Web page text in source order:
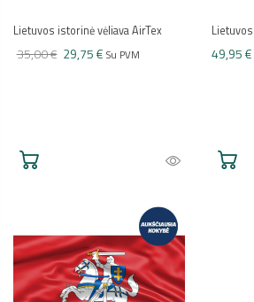
Lietuvos istorinė vėliava AirTex
35,00 € 29,75 € Su PVM 49,95 €